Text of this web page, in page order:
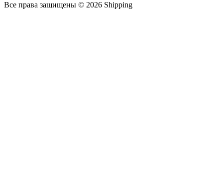
Все права защищены © 2026 Shipping